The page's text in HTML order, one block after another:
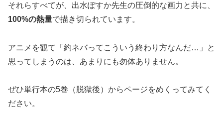
それらすべてが、出水ぽすか先生の圧倒的な画力と共に、
100%の熱量で描き切られています。
アニメを観て「約ネバってこういう終わり方なんだ…」と
思ってしまうのは、あまりにも勿体ありません。
ぜひ単行本の5巻（脱獄後）からページをめくってみてく
ださい。